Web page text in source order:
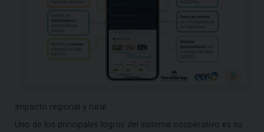
Impacto regional y rural
Uno de los principales logros del sistema cooperativo es su